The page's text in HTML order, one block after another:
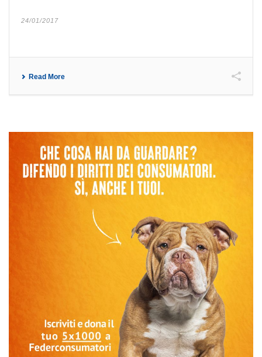
24/01/2017
Read More